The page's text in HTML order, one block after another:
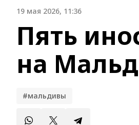
19 мая 2026, 11:36
Пять
на
#мальдивы